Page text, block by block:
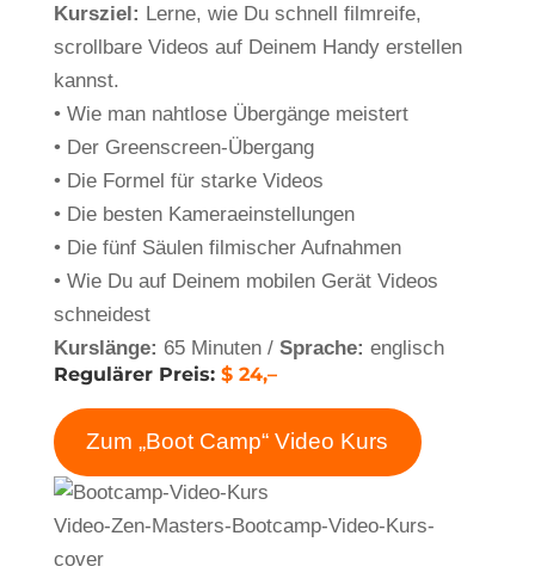
Kursziel: Lerne, wie Du schnell filmreife,
scrollbare Videos auf Deinem Handy erstellen
kannst.
• Wie man nahtlose Übergänge meistert
• Der Greenscreen-Übergang
• Die Formel für starke Videos
• Die besten Kameraeinstellungen
• Die fünf Säulen filmischer Aufnahmen
• Wie Du auf Deinem mobilen Gerät Videos
schneidest
Kurslänge: 65 Minuten / Sprache: englisch
Regulärer Preis: $ 24,–
Zum „Boot Camp“ Video Kurs
Video-Zen-Masters-Bootcamp-Video-Kurs-
cover